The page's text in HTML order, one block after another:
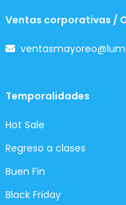
Ventas corporativas /
Temporalidades
Hot Sale
Regreso a clases
Buen Fin
Black Friday